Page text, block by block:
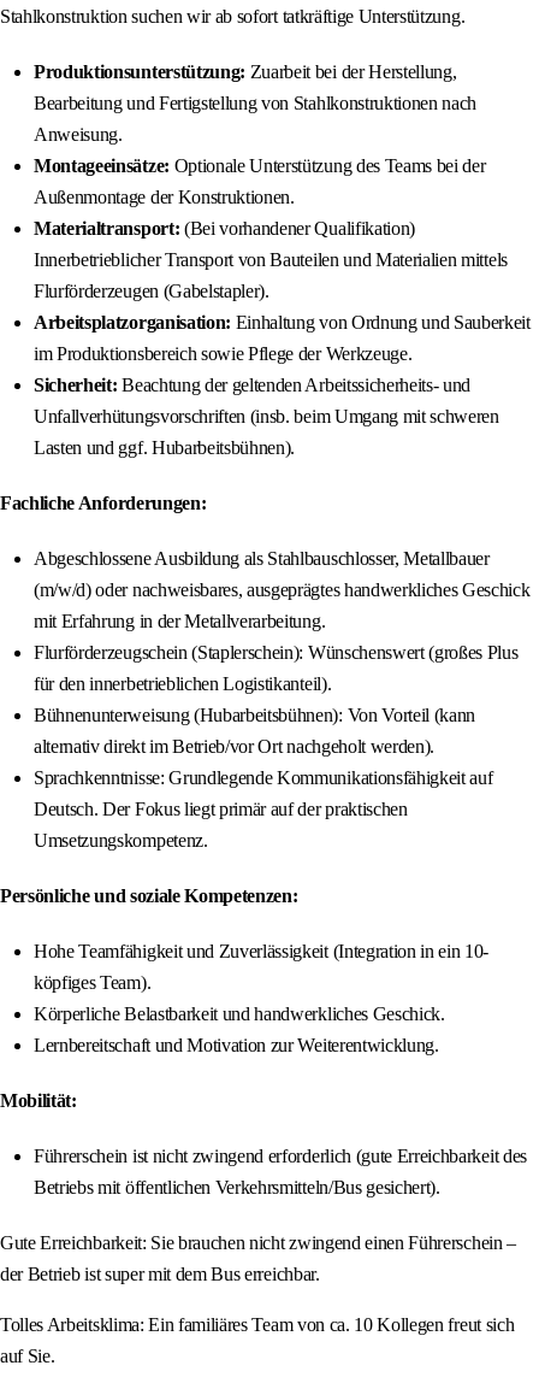
Stahlkonstruktion suchen wir ab sofort tatkräftige Unterstützung.
Produktionsunterstützung: Zuarbeit bei der Herstellung,
Bearbeitung und Fertigstellung von Stahlkonstruktionen nach
Anweisung.
Montageeinsätze: Optionale Unterstützung des Teams bei der
Außenmontage der Konstruktionen.
Materialtransport: (Bei vorhandener Qualifikation)
Innerbetrieblicher Transport von Bauteilen und Materialien mittels
Flurförderzeugen (Gabelstapler).
Arbeitsplatzorganisation: Einhaltung von Ordnung und Sauberkeit
im Produktionsbereich sowie Pflege der Werkzeuge.
Sicherheit: Beachtung der geltenden Arbeitssicherheits- und
Unfallverhütungsvorschriften (insb. beim Umgang mit schweren
Lasten und ggf. Hubarbeitsbühnen).
Fachliche Anforderungen:
Abgeschlossene Ausbildung als Stahlbauschlosser, Metallbauer
(m/w/d) oder nachweisbares, ausgeprägtes handwerkliches Geschick
mit Erfahrung in der Metallverarbeitung.
Flurförderzeugschein (Staplerschein): Wünschenswert (großes Plus
für den innerbetrieblichen Logistikanteil).
Bühnenunterweisung (Hubarbeitsbühnen): Von Vorteil (kann
alternativ direkt im Betrieb/vor Ort nachgeholt werden).
Sprachkenntnisse: Grundlegende Kommunikationsfähigkeit auf
Deutsch. Der Fokus liegt primär auf der praktischen
Umsetzungskompetenz.
Persönliche und soziale Kompetenzen:
Hohe Teamfähigkeit und Zuverlässigkeit (Integration in ein 10-
köpfiges Team).
Körperliche Belastbarkeit und handwerkliches Geschick.
Lernbereitschaft und Motivation zur Weiterentwicklung.
Mobilität:
Führerschein ist nicht zwingend erforderlich (gute Erreichbarkeit des
Betriebs mit öffentlichen Verkehrsmitteln/Bus gesichert).
Gute Erreichbarkeit: Sie brauchen nicht zwingend einen Führerschein –
der Betrieb ist super mit dem Bus erreichbar.
Tolles Arbeitsklima: Ein familiäres Team von ca. 10 Kollegen freut sich
auf Sie.